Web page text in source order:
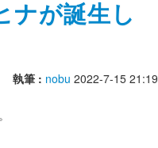
ナが誕生し
執筆 : nobu 2022-7-15 21:19